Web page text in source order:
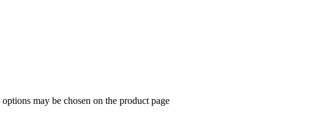
may be chosen on the product page